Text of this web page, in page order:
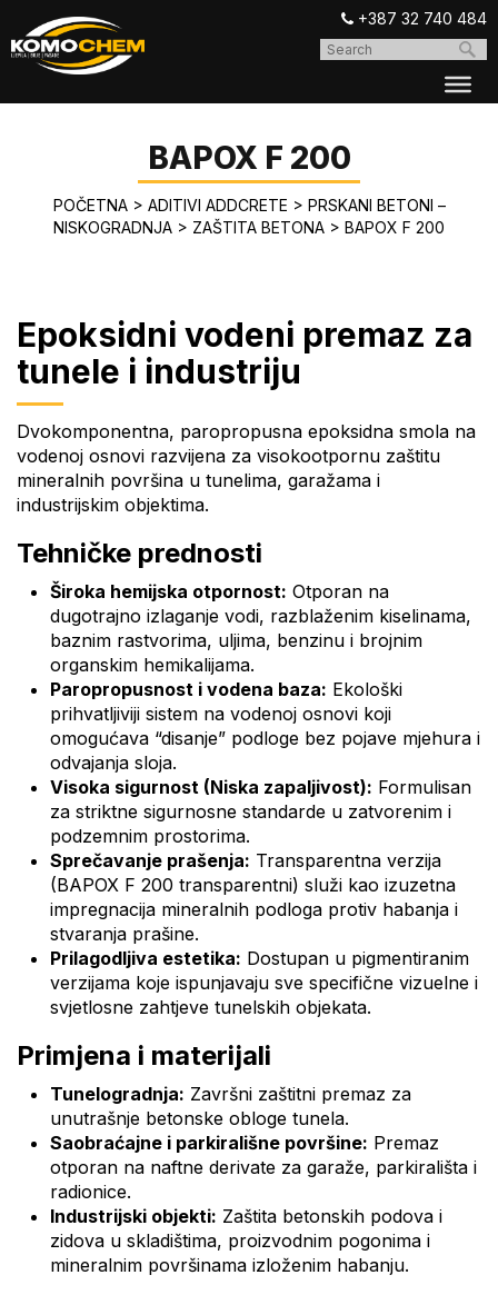
+387 32 740 484
BAPOX F 200
POČETNA> ADITIVI ADDCRETE > PRSKANI BETONI –
NISKOGRADNJA > ZAŠTITA BETONA > BAPOX F 200
Epoksidni vodeni premaz za
tunele i industriju
Dvokomponentna, paropropusna epoksidna smola na
vodenoj osnovi razvijena za visokootpornu zaštitu
mineralnih površina u tunelima, garažama i
industrijskim objektima.
Tehničke prednosti
Široka hemijska otpornost: Otporan na
dugotrajno izlaganje vodi, razblaženim kiselinama,
baznim rastvorima, uljima, benzinu i brojnim
organskim hemikalijama.
Paropropusnost i vodena baza: Ekološki
prihvatljiviji sistem na vodenoj osnovi koji
omogućava “disanje” podloge bez pojave mjehura i
odvajanja sloja.
Visoka sigurnost (Niska zapaljivost): Formulisan
za striktne sigurnosne standarde u zatvorenim i
podzemnim prostorima.
Sprečavanje prašenja: Transparentna verzija
(BAPOX F 200 transparentni) služi kao izuzetna
impregnacija mineralnih podloga protiv habanja i
stvaranja prašine.
Prilagodljiva estetika: Dostupan u pigmentiranim
verzijama koje ispunjavaju sve specifične vizuelne i
svjetlosne zahtjeve tunelskih objekata.
Primjena i materijali
Tunelogradnja: Završni zaštitni premaz za
unutrašnje betonske obloge tunela.
Saobraćajne i parkirališne površine: Premaz
otporan na naftne derivate za garaže, parkirališta i
radionice.
Industrijski objekti: Zaštita betonskih podova i
zidova u skladištima, proizvodnim pogonima i
mineralnim površinama izloženim habanju.